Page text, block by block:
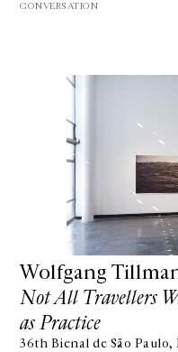
CONVERSATION
Wolfgang
Not All Travellers
as Practice
36th Bienal de São